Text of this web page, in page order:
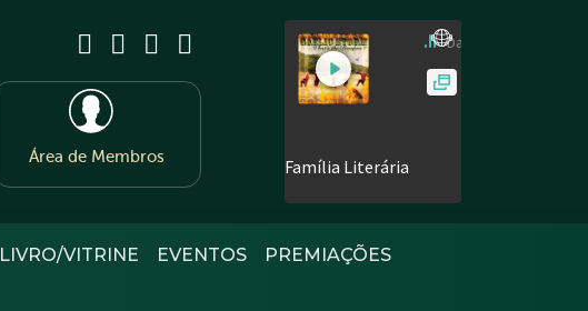
Área de Membros
LIVRO/VITRINE EVENTOS PREMIAÇÕES